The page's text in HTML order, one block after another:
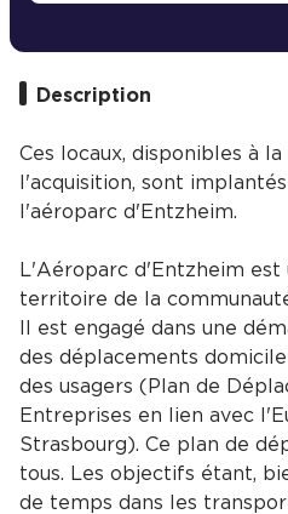
Description
Ces locaux, disponibles à
l'acquisition, sont
l'aéroparc d'Entzheim.
L'Aéroparc d'Entzheim est
territoire de la
Il est engagé dans une
des déplacements
des usagers (Plan de
Entreprises en lien avec
Strasbourg). Ce plan de
tous. Les objectifs étant,
de temps dans les